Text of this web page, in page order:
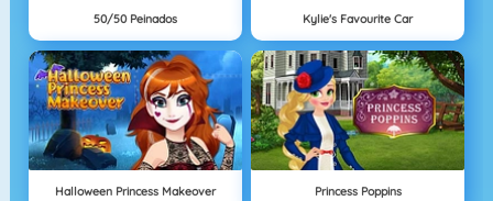
50/50 Peinados Kylie's Favourite Car
Halloween Princess Makeover Princess Poppins